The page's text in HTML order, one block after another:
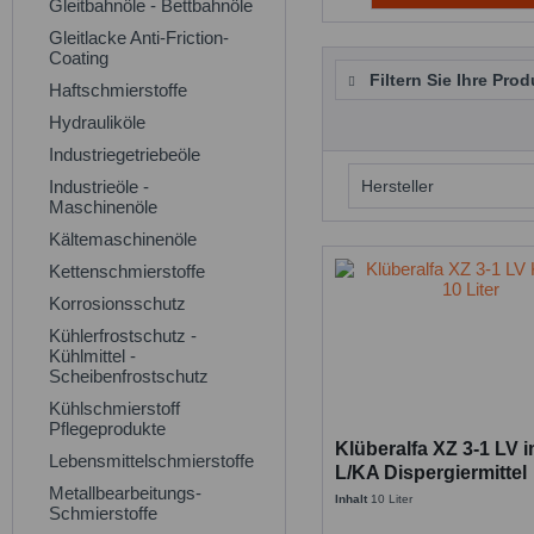
Gleitbahnöle - Bettbahnöle
Gleitlacke Anti-Friction-
Coating
Haftschmierstoffe
Hydrauliköle
Industriegetriebeöle
Industrieöle -
Maschinenöle
Kältemaschinenöle
Kettenschmierstoffe
Korrosionsschutz
Kühlerfrostschutz -
Kühlmittel -
Scheibenfrostschutz
Kühlschmierstoff
Pflegeprodukte
Lebensmittelschmierstoffe
Metallbearbeitungs-
Schmierstoffe
Filtern Sie Ihre
Hersteller
Klüberalfa XZ 3-1 LV
L/KA Dispergiermittel
Inhalt 10 Liter